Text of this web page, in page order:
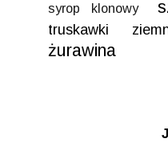
syrop klonowy
truskawki
żurawina